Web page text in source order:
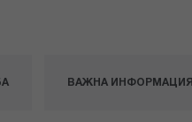
ВАЖНА ИНФОРМАЦИЯ